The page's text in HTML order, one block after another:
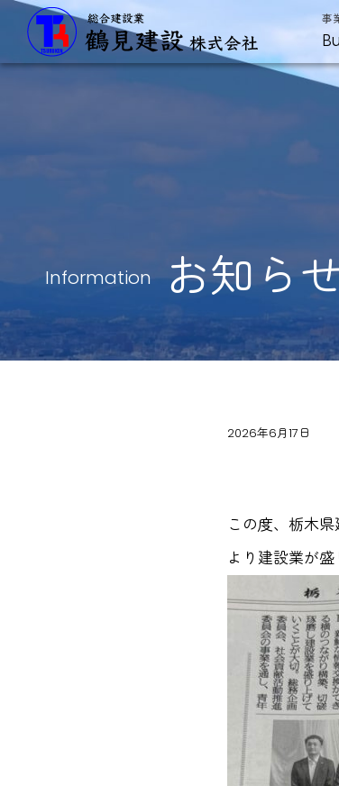
事
Information お知ら
2026年6月17日
この度、栃木
より建設業が